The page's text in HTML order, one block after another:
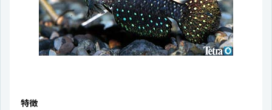
特徴